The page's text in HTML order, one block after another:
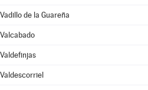
Vadillo de la Guareña
Valcabado
Valdefinjas
Valdescorriel